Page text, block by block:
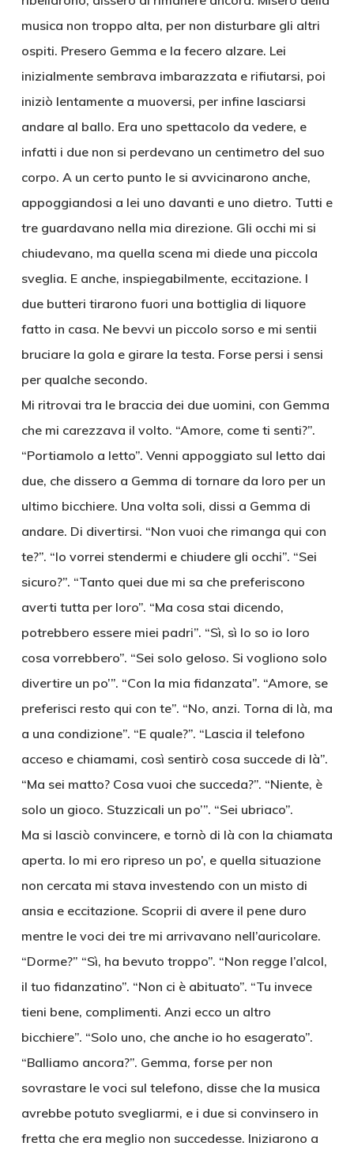
musica non troppo alta, per non disturbare gli altri
ospiti. Presero Gemma e la fecero alzare. Lei
inizialmente sembrava imbarazzata e rifiutarsi, poi
iniziò lentamente a muoversi, per infine lasciarsi
andare al ballo. Era uno spettacolo da vedere, e
infatti i due non si perdevano un centimetro del suo
corpo. A un certo punto le si avvicinarono anche,
appoggiandosi a lei uno davanti e uno dietro. Tutti e
tre guardavano nella mia direzione. Gli occhi mi si
chiudevano, ma quella scena mi diede una piccola
sveglia. E anche, inspiegabilmente, eccitazione. I
due butteri tirarono fuori una bottiglia di liquore
fatto in casa. Ne bevvi un piccolo sorso e mi sentii
bruciare la gola e girare la testa. Forse persi i sensi
per qualche secondo.
Mi ritrovai tra le braccia dei due uomini, con Gemma
che mi carezzava il volto. “Amore, come ti senti?”.
“Portiamolo a letto”. Venni appoggiato sul letto dai
due, che dissero a Gemma di tornare da loro per un
ultimo bicchiere. Una volta soli, dissi a Gemma di
andare. Di divertirsi. “Non vuoi che rimanga qui con
te?”. “Io vorrei stendermi e chiudere gli occhi”. “Sei
sicuro?”. “Tanto quei due mi sa che preferiscono
averti tutta per loro”. “Ma cosa stai dicendo,
potrebbero essere miei padri”. “Sì, sì lo so io loro
cosa vorrebbero”. “Sei solo geloso. Si vogliono solo
divertire un po’”. “Con la mia fidanzata”. “Amore, se
preferisci resto qui con te”. “No, anzi. Torna di là, ma
a una condizione”. “E quale?”. “Lascia il telefono
acceso e chiamami, così sentirò cosa succede di là”.
“Ma sei matto? Cosa vuoi che succeda?”. “Niente, è
solo un gioco. Stuzzicali un po’”. “Sei ubriaco”.
Ma si lasciò convincere, e tornò di là con la chiamata
aperta. Io mi ero ripreso un po’, e quella situazione
non cercata mi stava investendo con un misto di
ansia e eccitazione. Scoprii di avere il pene duro
mentre le voci dei tre mi arrivavano nell’auricolare.
“Dorme?” “Sì, ha bevuto troppo”. “Non regge l’alcol,
il tuo fidanzatino”. “Non ci è abituato”. “Tu invece
tieni bene, complimenti. Anzi ecco un altro
bicchiere”. “Solo uno, che anche io ho esagerato”.
“Balliamo ancora?”. Gemma, forse per non
sovrastare le voci sul telefono, disse che la musica
avrebbe potuto svegliarmi, e i due si convinsero in
fretta che era meglio non succedesse. Iniziarono a